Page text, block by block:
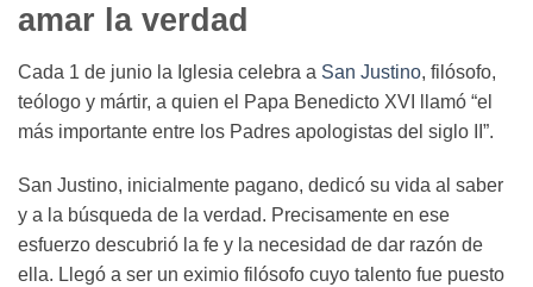
amar la verdad
Cada 1 de junio la Iglesia celebra a San Justino, filósofo,
teólogo y mártir, a quien el Papa Benedicto XVI llamó “el
más importante entre los Padres apologistas del siglo II”.
San Justino, inicialmente pagano, dedicó su vida al saber
y a la búsqueda de la verdad. Precisamente en ese
esfuerzo descubrió la fe y la necesidad de dar razón de
ella. Llegó a ser un eximio filósofo cuyo talento fue puesto